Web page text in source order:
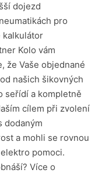
dojezd
pro
kalkulátor
Kolo vám
že Vaše objednané
našich šikovných
seřídí a kompletně
cílem při zvolení
dodaným
a mohli se rovnou
pomoci.
Více o